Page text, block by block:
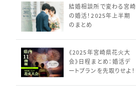
結婚相談所で変わる宮崎
の婚活！2025年上半期
のまとめ
《2025年宮崎県花火大
会》日程まとめ：婚活デ
ートプランを先取りせよ！